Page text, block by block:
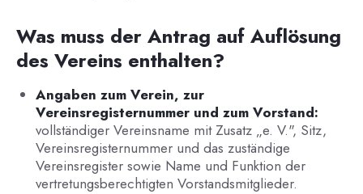
Was muss der Antrag auf Auflösung
des Vereins enthalten?
Angaben zum Verein, zur
Vereinsregisternummer und zum Vorstand:
vollständiger Vereinsname mit Zusatz „e. V.", Sitz,
Vereinsregisternummer und das zuständige
Vereinsregister sowie Name und Funktion der
vertretungsberechtigten Vorstandsmitglieder.